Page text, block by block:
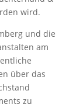
wird.
und die
am
über das
zu